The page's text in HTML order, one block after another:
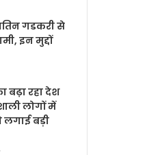
गडकरी से
इन मुद्दों
बढ़ा रहा देश
लोगों में
लगाई बड़ी